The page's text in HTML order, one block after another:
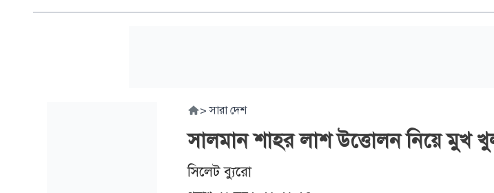
> সারা দেশ
সালমান শাহর লাশ উত্তোলন নিয়ে মুখ
সিলেট ব্যুরো